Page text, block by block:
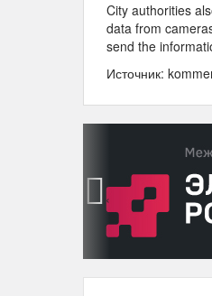
City authorities
data from
send the
Источник:
‹